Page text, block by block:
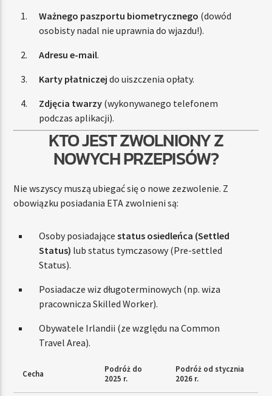
Ważnego paszportu biometrycznego (dowód
osobisty nadal nie uprawnia do wjazdu!).
Adresu e-mail.
Karty płatniczej do uiszczenia opłaty.
Zdjęcia twarzy (wykonywanego telefonem
podczas aplikacji).
KTO JEST ZWOLNIONY Z
NOWYCH PRZEPISÓW?
Nie wszyscy muszą ubiegać się o nowe zezwolenie. Z
obowiązku posiadania ETA zwolnieni są:
Osoby posiadającestatus osiedleńca (Settled
Status) lub status tymczasowy (Pre-settled
Status).
Posiadacze wiz długoterminowych (np. wiza
pracownicza Skilled Worker).
Obywatele Irlandii (ze względu na Common
Travel Area).
Cecha
Podróż do
2025 r.
Podróż od stycznia
2026 r.